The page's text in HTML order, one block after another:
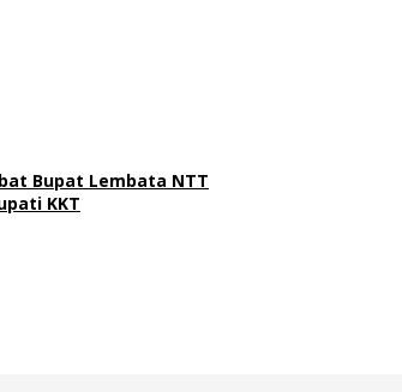
Bupat Lembata NTT
KKT